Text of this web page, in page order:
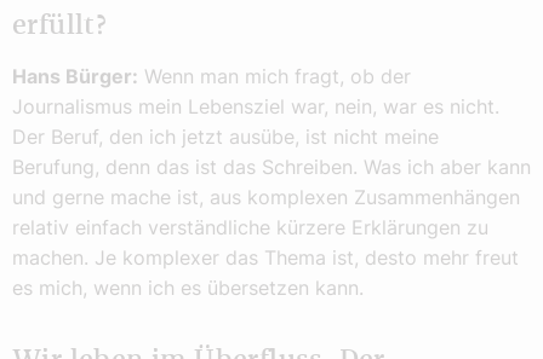
erfüllt?
Hans Bürger: Wenn man mich fragt, ob der
Journalismus mein Lebensziel war, nein, war es nicht.
Der Beruf, den ich jetzt ausübe, ist nicht meine
Berufung, denn das ist das Schreiben. Was ich aber kann
und gerne mache ist, aus komplexen Zusammenhängen
relativ einfach verständliche kürzere Erklärungen zu
machen. Je komplexer das Thema ist, desto mehr freut
es mich, wenn ich es übersetzen kann.